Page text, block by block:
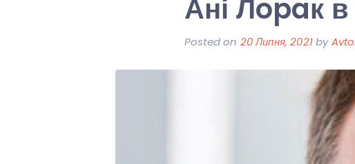
Ані Лopaк
Posted on 20 Липня, 2021by